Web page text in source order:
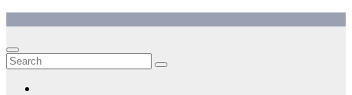
content